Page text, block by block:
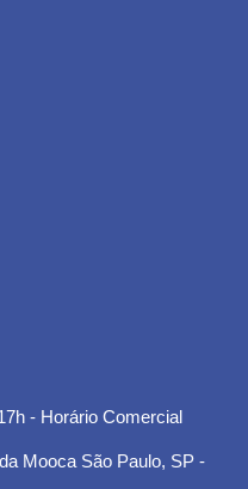
- Horário Comercial
Mooca São Paulo, SP -